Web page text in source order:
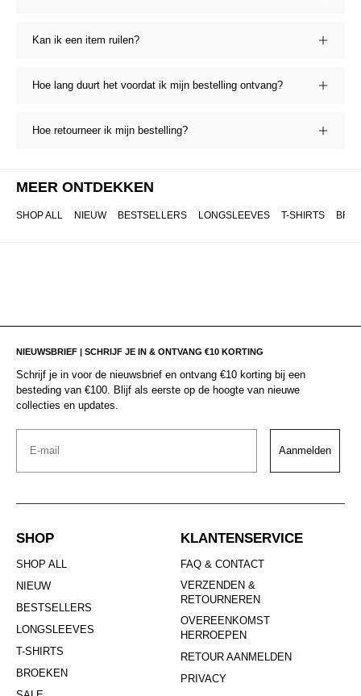
Kan ik een item ruilen?
Hoe lang duurt het voordat ik mijn bestelling ontvang?
Hoe retourneer ik mijn bestelling?
MEER ONTDEKKEN
SHOP ALL NIEUW BESTSELLERS LONGSLEEVES T-SHIRTS
NIEUWSBRIEF | SCHRIJF JE IN & ONTVANG €10 KORTING
Schrijf je in voor de nieuwsbrief en ontvang €10 korting bij een
besteding van €100. Blijf als eerste op de hoogte van nieuwe
collecties en updates.
Email
Aanmelden
SHOP
SHOP ALL
NIEUW
BESTSELLERS
LONGSLEEVES
T-SHIRTS
BROEKEN
KLANTENSERVICE
FAQ & CONTACT
VERZENDEN &
RETOURNEREN
OVEREENKOMST
HERROEPEN
RETOUR AANMELDEN
PRIVACY